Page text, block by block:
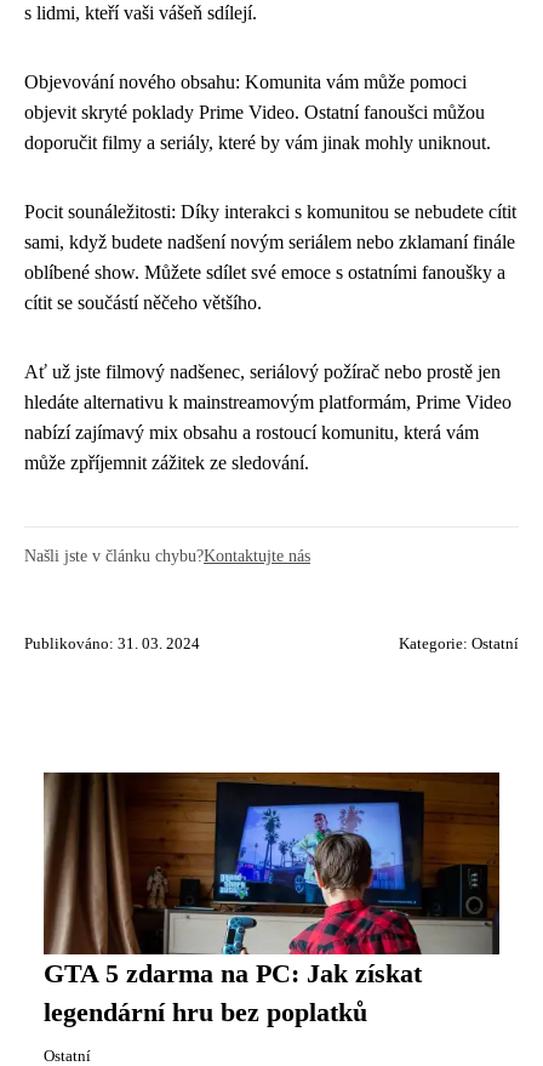
s lidmi, kteří vaši vášeň sdílejí.
Objevování nového obsahu: Komunita vám může pomoci
objevit skryté poklady Prime Video. Ostatní fanoušci můžou
doporučit filmy a seriály, které by vám jinak mohly uniknout.
Pocit sounáležitosti: Díky interakci s komunitou se nebudete cítit
sami, když budete nadšení novým seriálem nebo zklamaní finále
oblíbené show. Můžete sdílet své emoce s ostatními fanoušky a
cítit se součástí něčeho většího.
Ať už jste filmový nadšenec, seriálový požírač nebo prostě jen
hledáte alternativu k mainstreamovým platformám, Prime Video
nabízí zajímavý mix obsahu a rostoucí komunitu, která vám
může zpříjemnit zážitek ze sledování.
Našli jste v článku chybu?Kontaktujte nás
Publikováno: 31. 03. 2024 Kategorie: Ostatní
GTA 5 zdarma na PC: Jak získat
legendární hru bez poplatků
Ostatní